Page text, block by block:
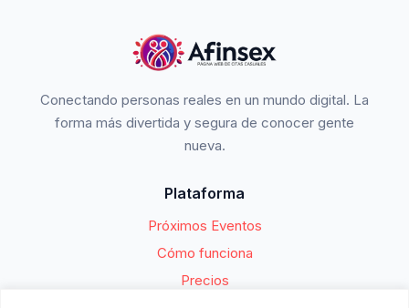
Conectando personas reales en un mundo digital. La
forma más divertida y segura de conocer gente
nueva.
Plataforma
Próximos Eventos
Cómo funciona
Precios